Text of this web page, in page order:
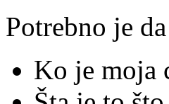
Potrebno je
Ko je moja